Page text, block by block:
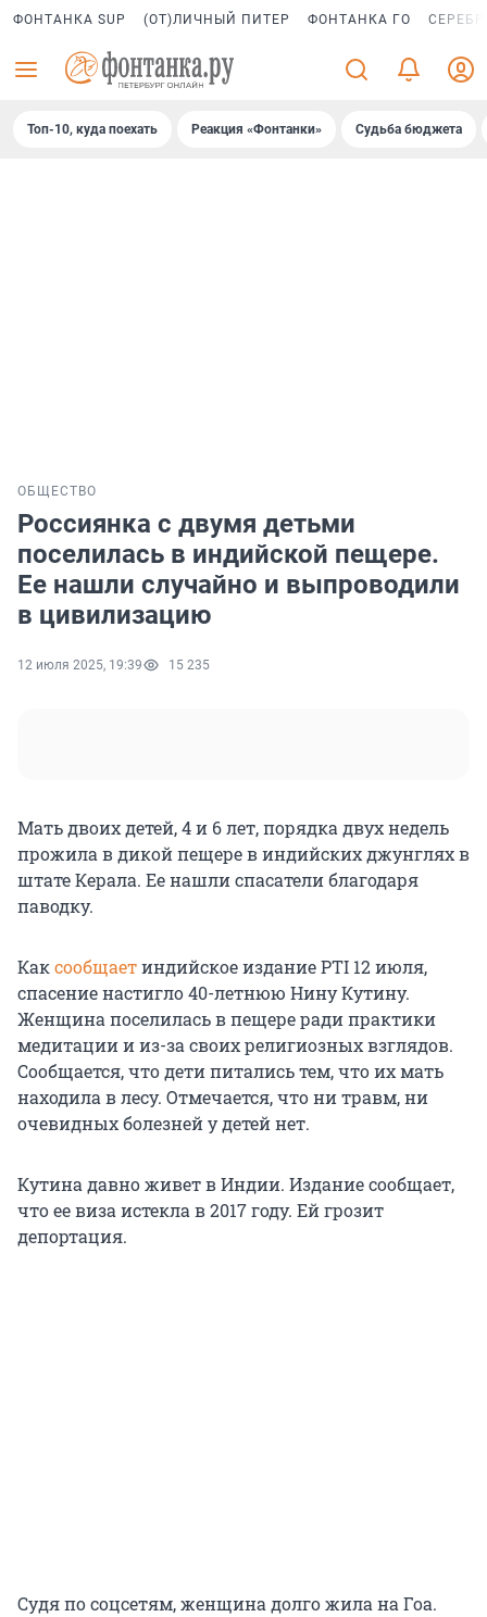
ФОНТАНКА SUP (ОТ)ЛИЧНЫЙ ПИТЕР ФОНТАНКА ГО
Топ-10, куда поехать Реакция «Фонтанки» Судьба бюджета
ОБЩЕСТВО
Россиянка с двумя детьми
поселилась в индийской пещере.
Ее нашли случайно и выпроводили
в цивилизацию
12 июля 2025, 19:39 15 235
Мать двоих детей, 4 и 6 лет, порядка двух недель
прожила в дикой пещере в индийских джунглях в
штате Керала. Ее нашли спасатели благодаря
паводку.
Каксообщаетиндийское издание PTI 12 июля,
спасение настигло 40-летнюю Нину Кутину.
Женщина поселилась в пещере ради практики
медитации и из-за своих религиозных взглядов.
Сообщается, что дети питались тем, что их мать
находила в лесу. Отмечается, что ни травм, ни
очевидных болезней у детей нет.
Кутина давно живет в Индии. Издание сообщает,
что ее виза истекла в 2017 году. Ей грозит
депортация.
Судя по соцсетям, женщина долго жила на Гоа.